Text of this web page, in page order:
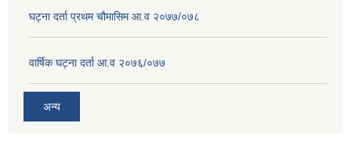
घट्ना दर्ता प्रथम चौमासिम आ.व २०७७/०७८
वार्षिक घट्ना दर्ता आ.व २०७६/०७७
अन्य